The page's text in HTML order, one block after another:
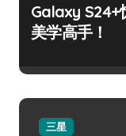
Galaxy S24+
美学高手！
三星